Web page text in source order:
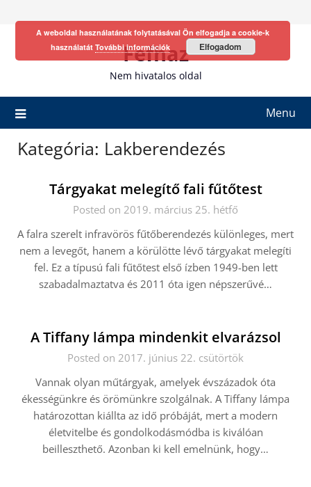
Fefhaz
Nem hivatalos oldal
Menu
Kategória: Lakberendezés
Tárgyakat melegítő fali fűtőtest
Posted on 2019. március 25. hétfő
A falra szerelt infravörös fűtőberendezés különleges, mert
nem a levegőt, hanem a körülötte lévő tárgyakat melegíti
fel. Ez a típusú fali fűtőtest első ízben 1949-ben lett
szabadalmaztatva és 2011 óta igen népszerűvé…
A Tiffany lámpa mindenkit elvarázsol
Posted on 2017. június 22. csütörtök
Vannak olyan műtárgyak, amelyek évszázadok óta
ékességünkre és örömünkre szolgálnak. A Tiffany lámpa
határozottan kiállta az idő próbáját, mert a modern
életvitelbe és gondolkodásmódba is kiválóan
beilleszthető. Azonban ki kell emelnünk, hogy…
A weboldal használatának folytatásával Ön elfogadja a cookie-k
használatát További információk Elfogadom